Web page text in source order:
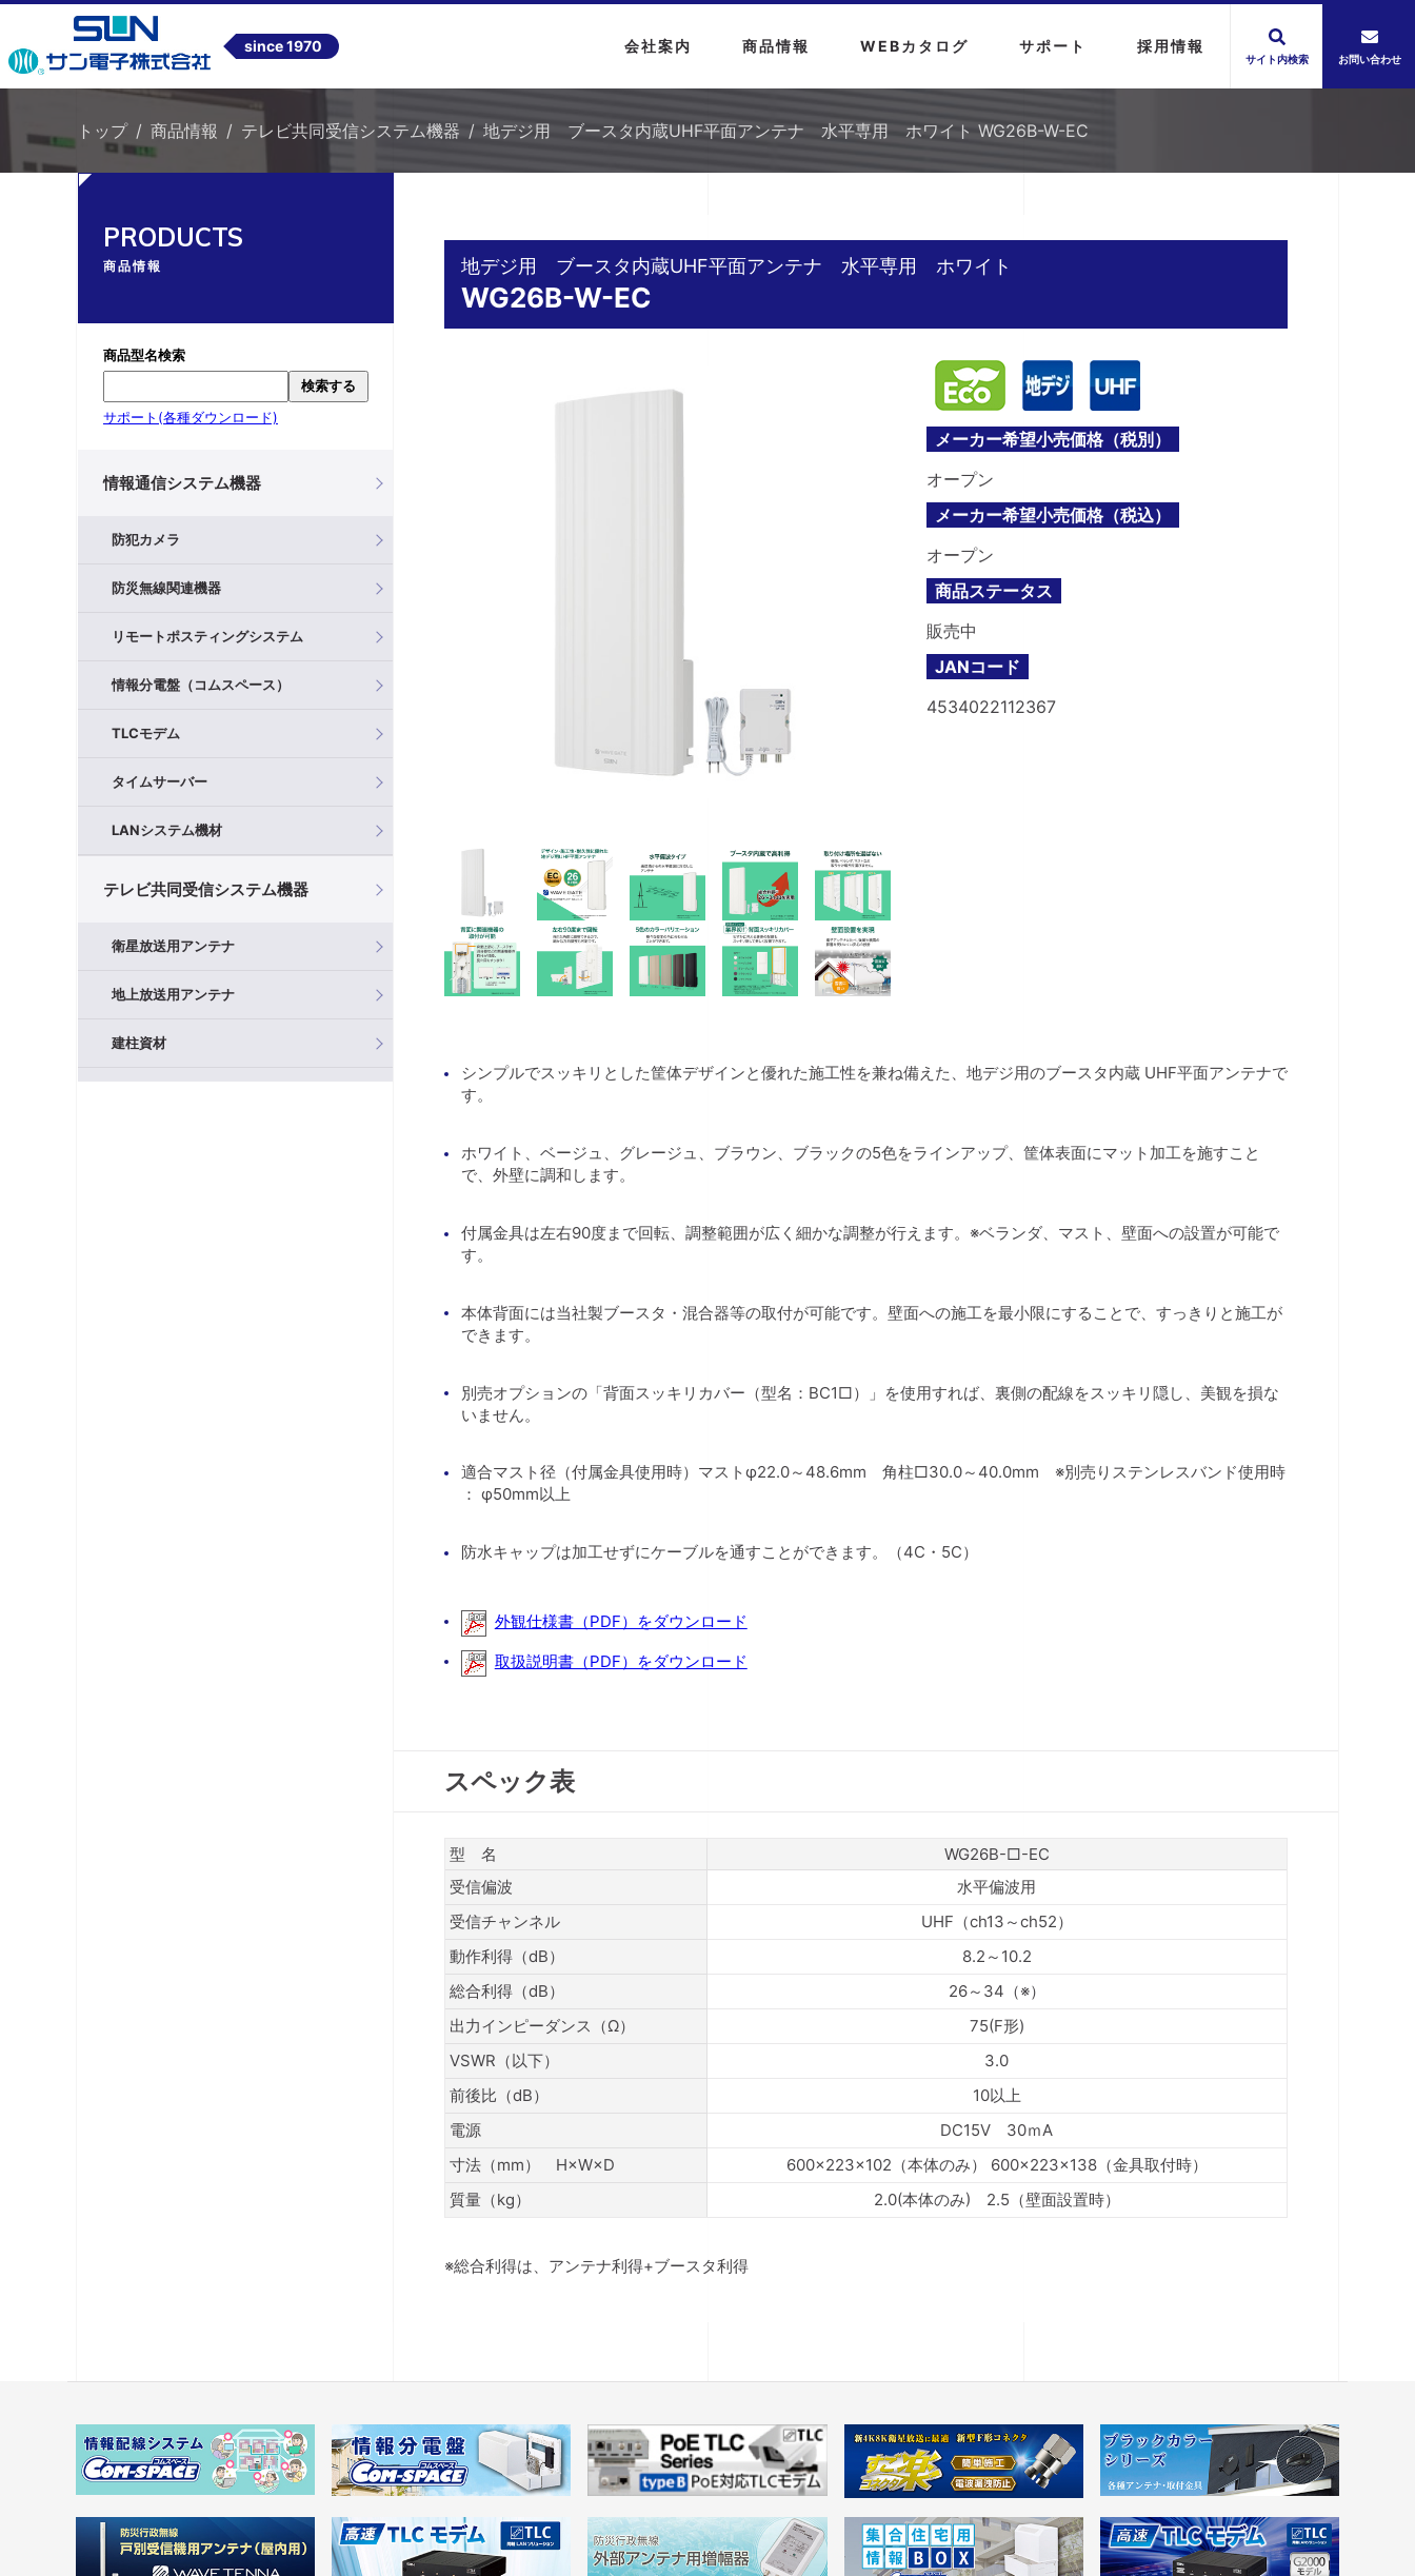
since 1970 会社案内 商品情報 WEBカタログ サポート 採用情報
サイト内検索 お問い合わせ
トップ 商品情報 テレビ共同受信システム機器 地デジ用 ブースタ内蔵UHF平面アンテナ 水平専用 ホワイト WG26B-W-EC
PRODUCTS
商品情報
商品型名検索
検索する
サポート(各種ダウンロード)
情報通信システム機器
防犯カメラ
防災無線関連機器
リモートポスティングシステム
情報分電盤（コムスペース）
TLCモデム
タイムサーバー
LANシステム機材
テレビ共同受信システム機器
衛星放送用アンテナ
地上放送用アンテナ
建柱資材
地デジ用 ブースタ内蔵UHF平面アンテナ 水平専用 ホワイト
WG26B-W-EC
メーカー希望小売価格（税別）
オープン
メーカー希望小売価格（税込）
オープン
商品ステータス
販売中
JANコード
4534022112367
シンプルでスッキリとした筐体デザインと優れた施工性を兼ね備えた、地デジ用のブースタ内蔵 UHF平面アンテナで
す。
ホワイト、ベージュ、グレージュ、ブラウン、ブラックの5色をラインアップ、筐体表面にマット加工を施すこと
で、外壁に調和します。
付属金具は左右90度まで回転、調整範囲が広く細かな調整が行えます。※ベランダ、マスト、壁面への設置が可能で
す。
本体背面には当社製ブースタ・混合器等の取付が可能です。壁面への施工を最小限にすることで、すっきりと施工が
できます。
別売オプションの「背面スッキリカバー（型名：BC1□）」を使用すれば、裏側の配線をスッキリ隠し、美観を損な
いません。
適合マスト径（付属金具使用時）マストφ22.0～48.6mm 角柱□30.0～40.0mm ※別売りステンレスバンド使用時
： φ50mm以上
防水キャップは加工せずにケーブルを通すことができます。（4C・5C）
外観仕様書（PDF）をダウンロード
取扱説明書（PDF）をダウンロード
スペック表
型 名
WG26B-□-EC
受信偏波
水平偏波用
受信チャンネル
UHF（ch13～ch52）
動作利得（dB）
8.2～10.2
総合利得（dB）
26～34（※）
出力インピーダンス（Ω）
75(F形)
VSWR（以下）
3.0
前後比（dB）
10以上
電源
DC15V 30ｍA
寸法（mm） H×W×D
600×223×102（本体のみ） 600×223×138（金具取付時）
質量（kg）
2.0(本体のみ) 2.5（壁面設置時）
※総合利得は、アンテナ利得+ブースタ利得